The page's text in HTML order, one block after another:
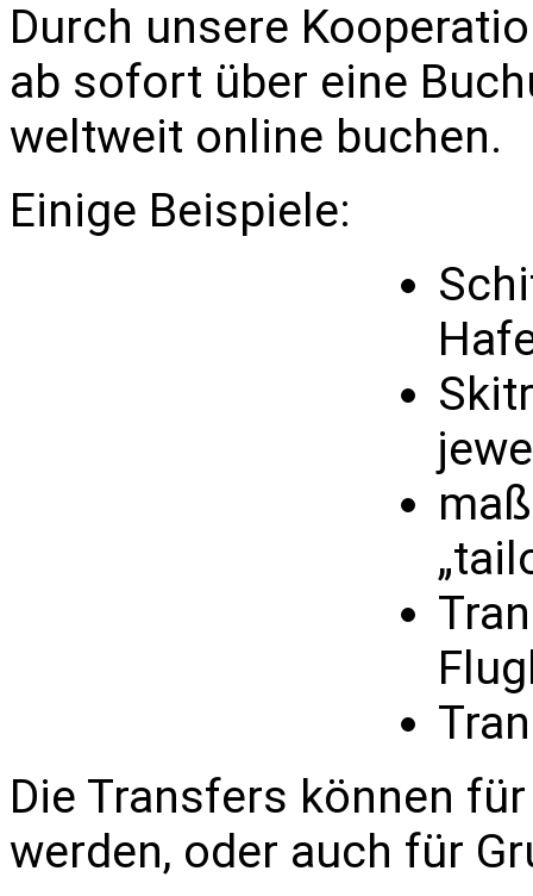
Durch unsere
ab sofort über eine
weltweit online buchen.
Einige Beispiele:
Die Transfers können
werden, oder auch für